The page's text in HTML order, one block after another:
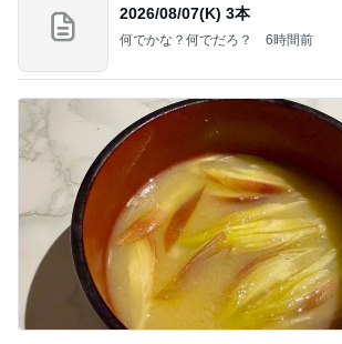
2026/08/07(K) 3本
何でかな？何でだろ？ 6時間前